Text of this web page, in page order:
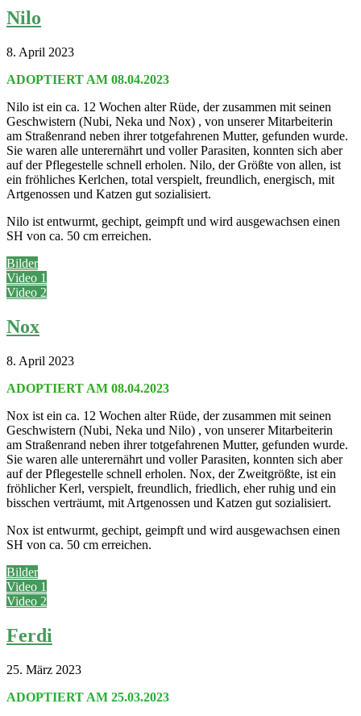
Nilo
8. April 2023
ADOPTIERT AM 08.04.2023
Nilo ist ein ca. 12 Wochen alter Rüde, der zusammen mit seinen
Geschwistern (Nubi, Neka und Nox) , von unserer Mitarbeiterin
am Straßenrand neben ihrer totgefahrenen Mutter, gefunden wurde.
Sie waren alle unterernährt und voller Parasiten, konnten sich aber
auf der Pflegestelle schnell erholen. Nilo, der Größte von allen, ist
ein fröhliches Kerlchen, total verspielt, freundlich, energisch, mit
Artgenossen und Katzen gut sozialisiert.
Nilo ist entwurmt, gechipt, geimpft und wird ausgewachsen einen
SH von ca. 50 cm erreichen.
Bilder
Video 1
Video 2
Nox
8. April 2023
ADOPTIERT AM 08.04.2023
Nox ist ein ca. 12 Wochen alter Rüde, der zusammen mit seinen
Geschwistern (Nubi, Neka und Nilo) , von unserer Mitarbeiterin
am Straßenrand neben ihrer totgefahrenen Mutter, gefunden wurde.
Sie waren alle unterernährt und voller Parasiten, konnten sich aber
auf der Pflegestelle schnell erholen. Nox, der Zweitgrößte, ist ein
fröhlicher Kerl, verspielt, freundlich, friedlich, eher ruhig und ein
bisschen verträumt, mit Artgenossen und Katzen gut sozialisiert.
Nox ist entwurmt, gechipt, geimpft und wird ausgewachsen einen
SH von ca. 50 cm erreichen.
Bilder
Video 1
Video 2
Ferdi
25. März 2023
ADOPTIERT AM 25.03.2023